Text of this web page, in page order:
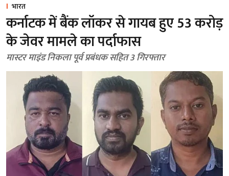
भारत
कर्नाटक में बैंक लॉकर से गायब हुए 53 करोड़
के जेवर मामले का पर्दाफास
मास्टर माइंड निकला पूर्व प्रबंधक सहित 3 गिरफ्तार